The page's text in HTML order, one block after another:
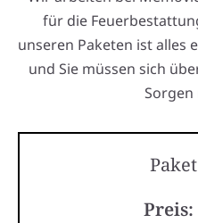
für die
unseren Paketen ist alles
und Sie müssen sich
Sorgen
Paket
Preis: